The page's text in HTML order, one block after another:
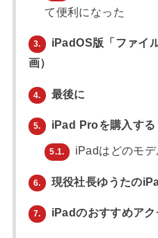
て便利になった
3.
iPadOS版「ファイ
画）
4. 最後に
5. iPad Proを購入する
5.1. iPadはどのモ
6. 現役社長ゆうたの
7. iPadのおすすめアク